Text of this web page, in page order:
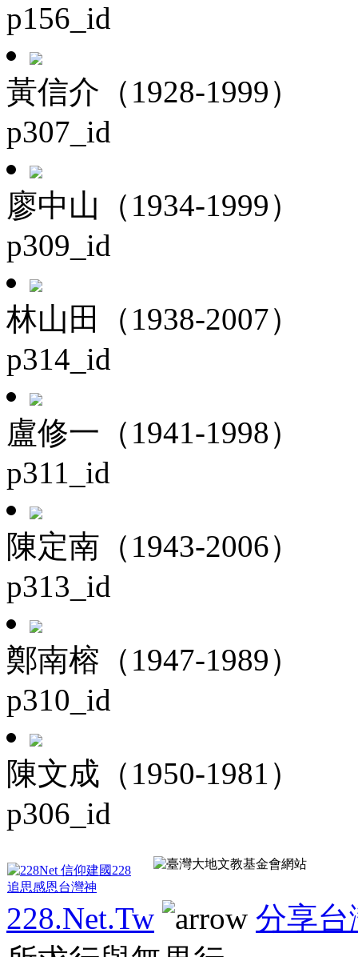
p156_id
黃信介（1928-1999）
p307_id
廖中山（1934-1999）
p309_id
林山田（1938-2007）
p314_id
盧修一（1941-1998）
p311_id
陳定南（1943-2006）
p313_id
鄭南榕（1947-1989）
p310_id
陳文成（1950-1981）
p306_id
228.Net.Tw
分享台